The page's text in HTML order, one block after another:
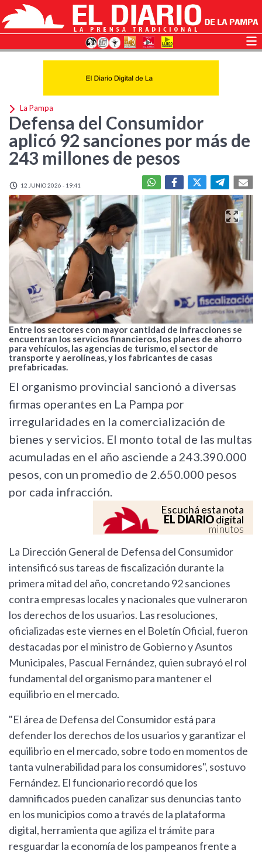
La Pampa
Defensa del Consumidor
aplicó 92 sanciones por más de
243 millones de pesos
12 JUNIO 2026 - 19:41
Entre los sectores con mayor cantidad de infracciones se
encuentran los servicios financieros, los planes de ahorro
para vehículos, las agencias de turismo, el sector de
transporte y aerolíneas, y los fabricantes de casas
prefabricadas.
El organismo provincial sancionó a diversas
firmas operantes en La Pampa por
irregularidades en la comercialización de
bienes y servicios. El monto total de las multas
acumuladas en el año asciende a 243.390.000
pesos, con un promedio de 2.650.000 pesos
por cada infracción.
Escuchá esta nota
EL DIARIOdigital
minutos
La Dirección General de Defensa del Consumidor
intensificó sus tareas de fiscalización durante la
primera mitad del año, concretando 92 sanciones
contra empresas locales y nacionales que vulneraron
los derechos de los usuarios. Las resoluciones,
oficializadas este viernes en el Boletín Oficial, fueron
destacadas por el ministro de Gobierno y Asuntos
Municipales, Pascual Fernández, quien subrayó el rol
fundamental del organismo para mantener el
equilibrio en el mercado.
"El área de Defensa del Consumidor está para
defender los derechos de los usuarios y garantizar el
equilibrio en el mercado, sobre todo en momentos de
tanta vulnerabilidad para los consumidores", sostuvo
Fernández. El funcionario recordó que los
damnificados pueden canalizar sus denuncias tanto
en los municipios como a través de la plataforma
digital, herramienta que agiliza el trámite para
resguardar la economía de los pampeanos frente a